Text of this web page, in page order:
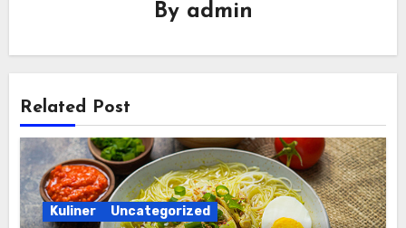
By admin
Related Post
Kuliner Uncategorized